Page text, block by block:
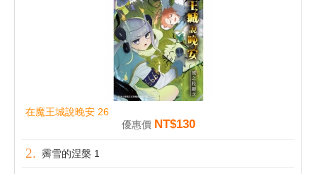
在魔王城說晚安 26
優惠價 NT$130
霽雪的涅槃 1